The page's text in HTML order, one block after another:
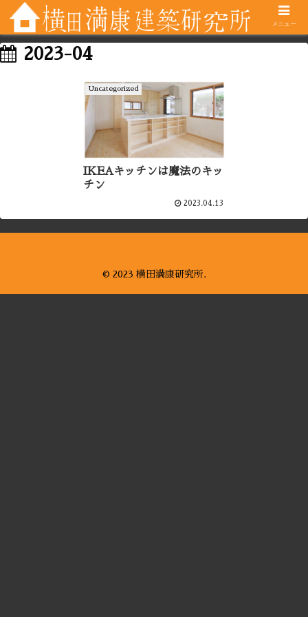
2023-04
Uncategorized
IKEAキッチンは魔法のキッ
チン
2023.04.13
© 2023 横田満康研究所.
メニュー